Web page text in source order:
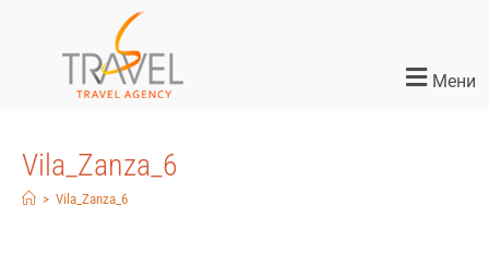
Мени
Vila_Zanza_6
> Vila_Zanza_6